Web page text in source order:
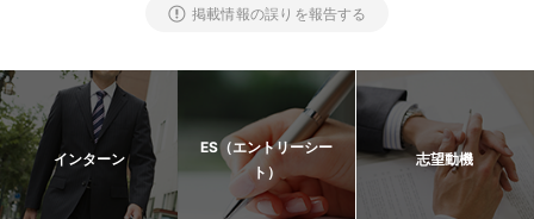
掲載情報の誤りを報告する
インターン
ES（エントリーシー
ト）
志望動機